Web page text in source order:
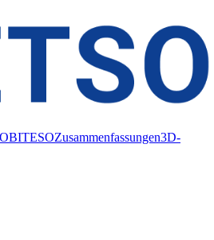
BITESOZusammenfassungen3D-